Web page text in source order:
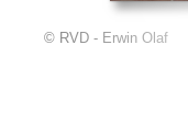
© RVD - Erwin Olaf